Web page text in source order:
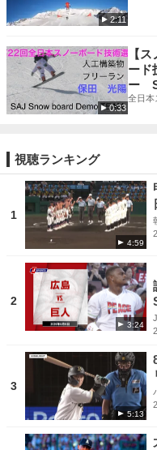
2:11
0:33
【
ー
ー
全日本
視聴ランキング
1
4:59
2
3:24
3
5:13